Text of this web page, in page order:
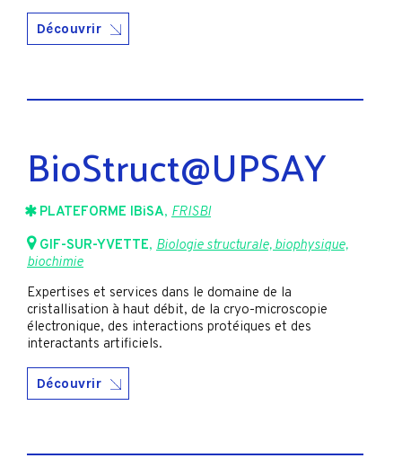
Découvrir
BioStruct@UPSAY
PLATEFORME IBiSA, FRISBI
GIF-SUR-YVETTE, Biologie structurale, biophysique,
biochimie
Expertises et services dans le domaine de la
cristallisation à haut débit, de la cryo-microscopie
électronique, des interactions protéiques et des
interactants artificiels.
Découvrir